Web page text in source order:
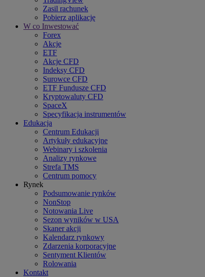
Zasil rachunek
Pobierz aplikację
W co Inwestować
Forex
Akcje
ETF
Akcje CFD
Indeksy CFD
Surowce CFD
ETF Fundusze CFD
Kryptowaluty CFD
SpaceX
Specyfikacja instrumentów
Edukacja
Centrum Edukacji
Artykuły edukacyjne
Webinary i szkolenia
Analizy rynkowe
Strefa TMS
Centrum pomocy
Rynek
Podsumowanie rynków
NonStop
Notowania Live
Sezon wyników w USA
Skaner akcji
Kalendarz rynkowy
Zdarzenia korporacyjne
Sentyment Klientów
Rolowania
Kontakt